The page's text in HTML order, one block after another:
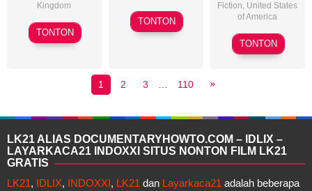
Kingdom
2026-
06-
TONTON
2026-
07-
TONTON
Fiction United States
of America
2026-
06-
TONTON
1 2 3 110
LK21 ALIAS DOCUMENTARYHOWTO.COM – IDLIX –
LAYARKACA21 INDOXXI SITUS NONTON FILM LK21
GRATIS
LK21, IDLIX, INDOXXI, LK21 dan Layarkaca21 adalah beberapa